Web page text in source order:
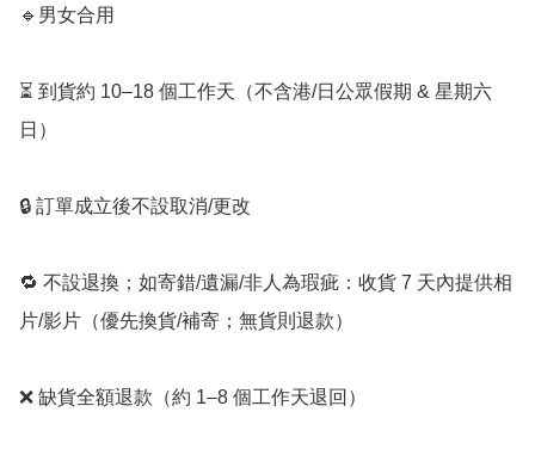
🔹男女合用
⏳ 到貨約 10–18 個工作天（不含港/日公眾假期 & 星期六
日）
🔒 訂單成立後不設取消/更改
🔁 不設退換；如寄錯/遺漏/非人為瑕疵：收貨 7 天內提供相
片/影片（優先換貨/補寄；無貨則退款）
❌ 缺貨全額退款（約 1–8 個工作天退回）